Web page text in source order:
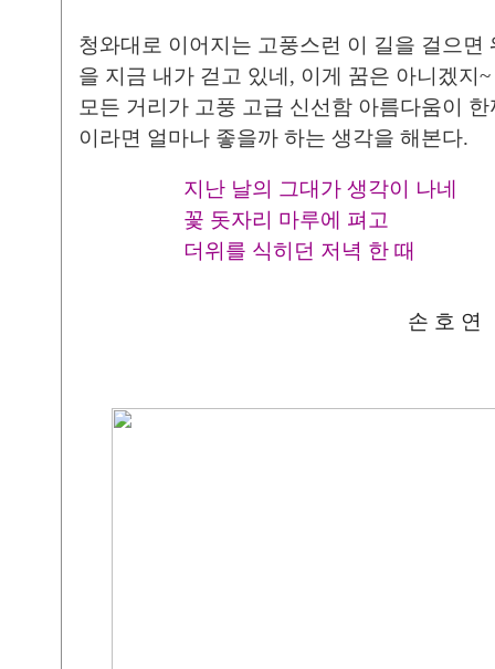
청와대로 이어지는 고풍스런 이 길을 걸으면
을 지금 내가 걷고 있네, 이게 꿈은 아니겠지
모든 거리가 고풍 고급 신선함 아름다움이
이라면 얼마나 좋을까 하는 생각을 해본다.
지난 날의 그대가 생각이 나네
꽃 돗자리 마루에 펴고
더위를 식히던 저녁 한 때
손 호 연